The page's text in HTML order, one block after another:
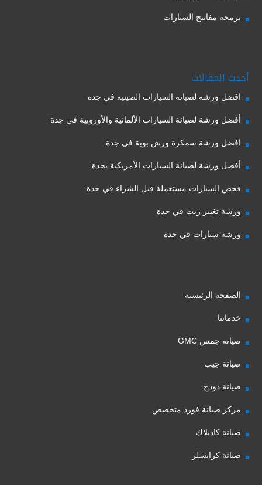
برمجة مفاتيح السيارات
أحدث المقالات
افضل ورشة لصيانة السيارات الصينية في جدة
أفضل ورشة لصيانة السيارات الألمانية والأوروبية في جدة
افضل ورشة سمكرة ورش بوية في جدة
أفضل ورشة لصيانة السيارات الأمريكية بجدة
فحص السيارات مستعملة قبل الشراء في جدة
ورشة تغيير زيت في جدة
ورشة سيارات في جدة
الصفحة الرئيسية
خدماتنا
صيانة جمس GMC
صيانة جيب
صيانة دودج
مركز صيانة فورد متخصص
صيانة كاديلاك
صيانة كرايسلر